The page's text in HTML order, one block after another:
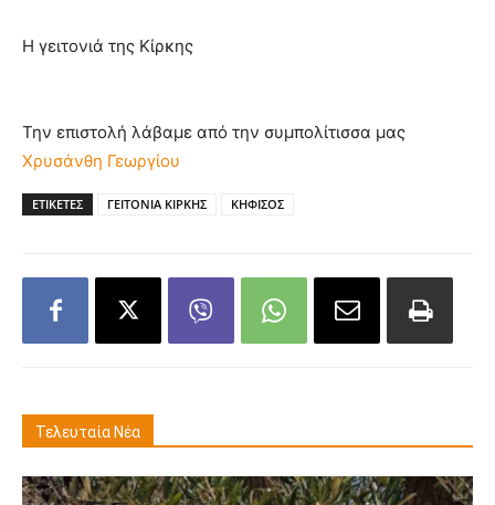
Η γειτονιά της Κίρκης
Την επιστολή λάβαμε από την συμπολίτισσα μας
Χρυσάνθη Γεωργίου
ΕΤΙΚΕΤΕΣ ΓΕΙΤΟΝΙΑ ΚΙΡΚΗΣ ΚΗΦΙΣΟΣ
Τελευταία Νέα